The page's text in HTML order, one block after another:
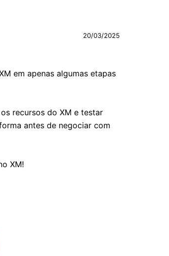
20/03/2025
em apenas algumas etapas
recursos do XM e testar
antes de negociar com
XM!